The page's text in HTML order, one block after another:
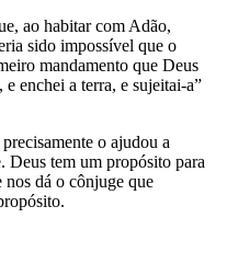
ao habitar com Adão,
sido impossível que o
mandamento que Deus
enchei a terra, e sujeitai-a”
o ajudou a
Deus tem um propósito para
nos dá o cônjuge que